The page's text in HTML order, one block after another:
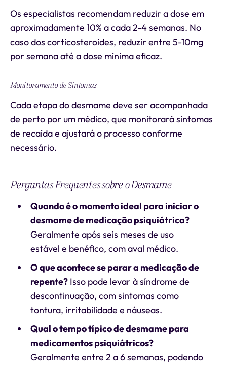
Os especialistas recomendam reduzir a dose em
aproximadamente 10% a cada 2-4 semanas. No
caso dos corticosteroides, reduzir entre 5-10mg
por semana até a dose mínima eficaz.
Monitoramento de Sintomas
Cada etapa do desmame deve ser acompanhada
de perto por um médico, que monitorará sintomas
de recaída e ajustará o processo conforme
necessário.
Perguntas Frequentes sobre o Desmame
Quando é o momento ideal para iniciar o
desmame de medicação psiquiátrica?
Geralmente após seis meses de uso
estável e benéfico, com aval médico.
O que acontece se parar a medicação de
repente?Isso pode levar à síndrome de
descontinuação, com sintomas como
tontura, irritabilidade e náuseas.
Qual o tempo típico de desmame para
medicamentos psiquiátricos?
Geralmente entre 2 a 6 semanas, podendo